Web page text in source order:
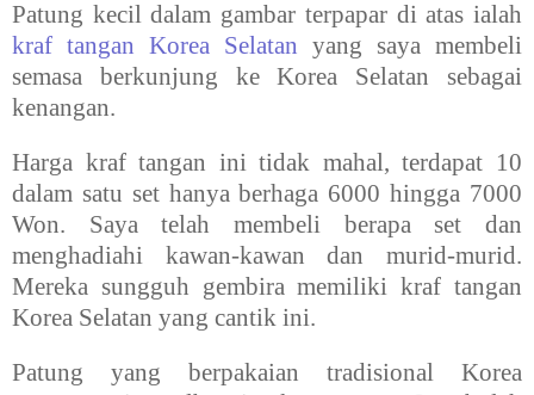
Patung kecil dalam gambar terpapar di atas ialah
kraf tangan Korea Selatan yang saya membeli
semasa berkunjung ke Korea Selatan sebagai
kenangan.
Harga kraf tangan ini tidak mahal, terdapat 10
dalam satu set hanya berhaga 6000 hingga 7000
Won. Saya telah membeli berapa set dan
menghadiahi kawan-kawan dan murid-murid.
Mereka sungguh gembira memiliki kraf tangan
Korea Selatan yang cantik ini.
Patung yang berpakaian tradisional Korea